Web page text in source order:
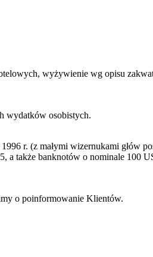
wyżywienie wg opisu
wydatków osobistych.
r. (z małymi wizernukami głów
a także banknotów o nominale 100
o poinformowanie Klientów.